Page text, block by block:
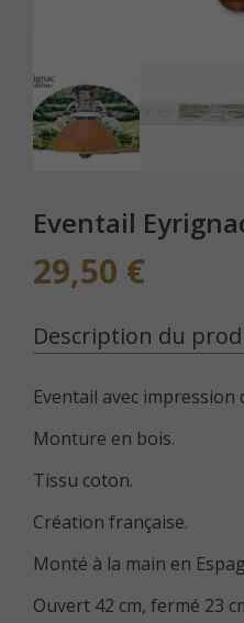
Eventail
29,50 €
Description du
Eventail avec impression
Monture en bois.
Tissu coton.
Création française.
Monté à la main en
Ouvert 42 cm, fermé 23